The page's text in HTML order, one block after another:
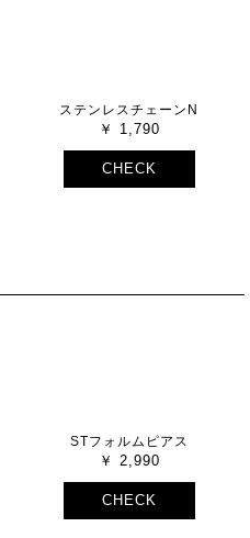
ステンレスチェーンN
1,790
CHECK
STフォルムピアス
2,990
CHECK